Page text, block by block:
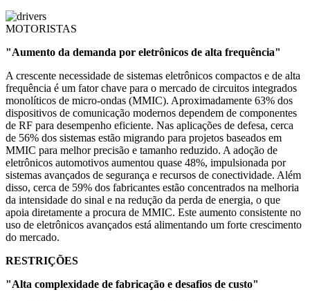
MOTORISTAS
"Aumento da demanda por eletrônicos de alta frequência"
A crescente necessidade de sistemas eletrônicos compactos e de alta
frequência é um fator chave para o mercado de circuitos integrados
monolíticos de micro-ondas (MMIC). Aproximadamente 63% dos
dispositivos de comunicação modernos dependem de componentes
de RF para desempenho eficiente. Nas aplicações de defesa, cerca
de 56% dos sistemas estão migrando para projetos baseados em
MMIC para melhor precisão e tamanho reduzido. A adoção de
eletrônicos automotivos aumentou quase 48%, impulsionada por
sistemas avançados de segurança e recursos de conectividade. Além
disso, cerca de 59% dos fabricantes estão concentrados na melhoria
da intensidade do sinal e na redução da perda de energia, o que
apoia diretamente a procura de MMIC. Este aumento consistente no
uso de eletrônicos avançados está alimentando um forte crescimento
do mercado.
RESTRIÇÕES
"Alta complexidade de fabricação e desafios de custo"